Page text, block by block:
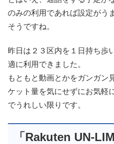
のみの利用であれば設定がう
そうですね。
昨日は２３区内を１日持ち歩
適に利用できました。
もともと動画とかをガンガン
ケット量を気にせずにお気軽
でうれしい限りです。
「Rakuten UN-